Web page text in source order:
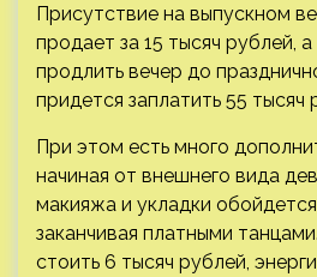
Присутствие на выпускном
продает за 15 тысяч рублей, а
продлить вечер до
придется заплатить 55 тысяч
При этом есть много
начиная от внешнего вида
макияжа и укладки
заканчивая платными
стоить 6 тысяч рублей,